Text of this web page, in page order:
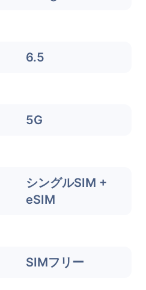
6.5
5G
シングルSIM +
eSIM
SIMフリー